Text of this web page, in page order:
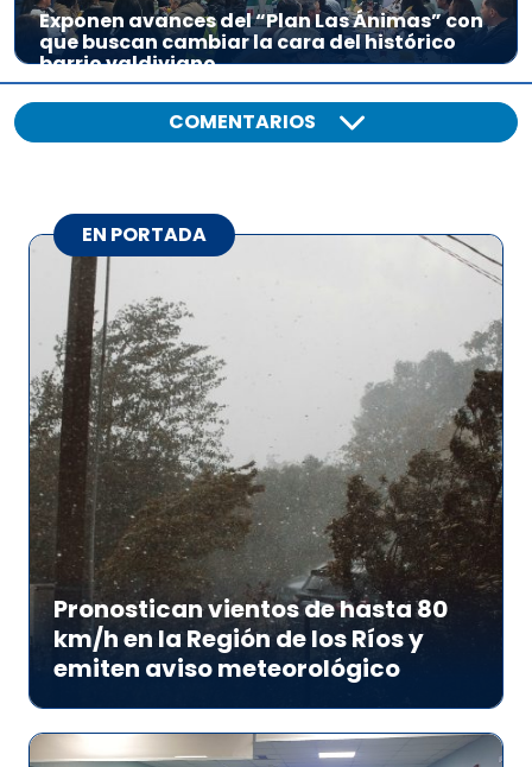
Exponen avances del “Plan Las Ánimas” con
que buscan cambiar la cara del histórico
barrio valdiviano
COMENTARIOS
EN PORTADA
Pronostican vientos de hasta 80
km/h en la Región de los Ríos y
emiten aviso meteorológico